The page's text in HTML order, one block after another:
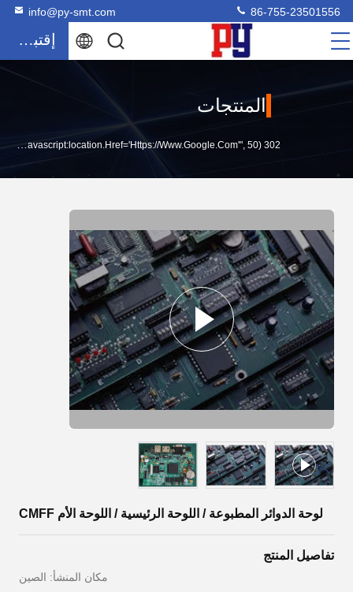
info@py-smt.com 86-755-23501556
إقتباس
المنتجات
لوحة الدوائر المطبوعة / اللوحة الرئيسية / اللوحة الأم CMFF
تفاصيل المنتج
مكان المنشأ: الصين